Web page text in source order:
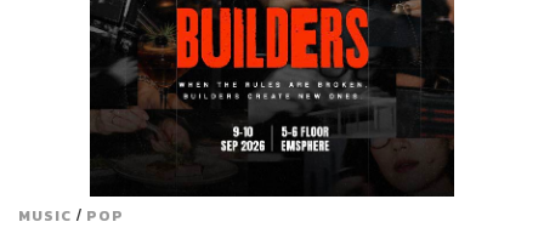
MUSIC / POP